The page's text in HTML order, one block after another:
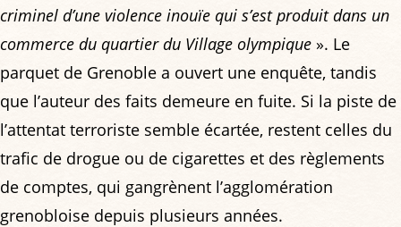
criminel d’une violence inouïe qui s’est produit dans un
commerce du quartier du Village olympique ». Le
parquet de Grenoble a ouvert une enquête, tandis
que l’auteur des faits demeure en fuite. Si la piste de
l’attentat terroriste semble écartée, restent celles du
trafic de drogue ou de cigarettes et des règlements
de comptes, qui gangrènent l’agglomération
grenobloise depuis plusieurs années.